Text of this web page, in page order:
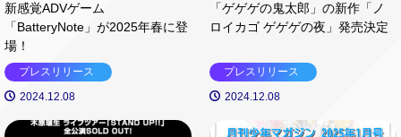
新感覚ADVゲーム
「BatteryNote」が2025年春に登
場！
プレスリリース
2024.12.08
「ゲゲゲの鬼太郎」の新作「ノ
ロイカゴ ゲゲゲの夜」発売決定
プレスリリース
2024.12.08